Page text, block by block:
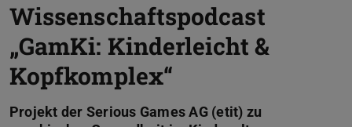
Wissenschaftspodcast
„GamKi: Kinderleicht &
Kopfkomplex“
Projekt der Serious Games AG (etit) zu